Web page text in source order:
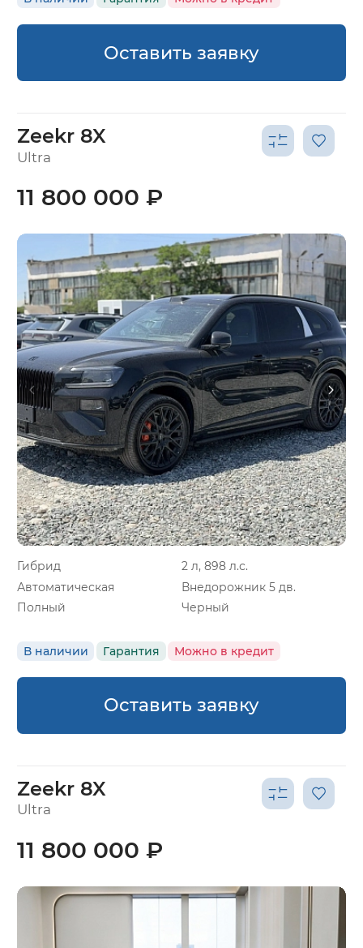
Оставить заявку
Zeekr 8X
Ultra
Гибрид
2 л, 898 л.с.
Автоматическая
Внедорожник 5 дв.
Полный
Черный
В наличии Гарантия Можно в кредит
11 800 000 ₽
Оставить заявку
Zeekr 8X
Ultra
11 800 000 ₽